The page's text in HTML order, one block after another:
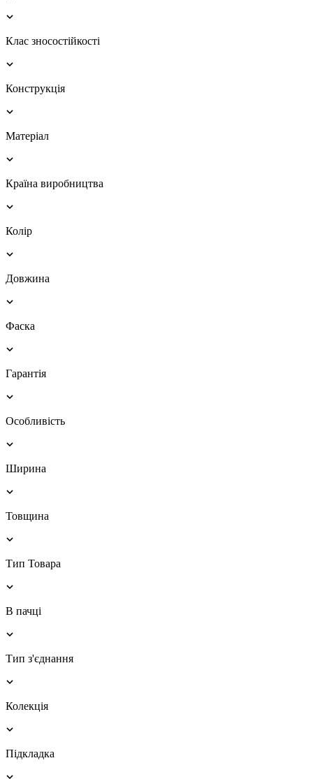
Клас зносостійкості
Конструкція
Матеріал
Країна виробництва
Колір
Довжина
Фаска
Гарантія
Особливість
Ширина
Товщина
Тип Товара
В пачці
Тип з'єднання
Колекція
Підкладка